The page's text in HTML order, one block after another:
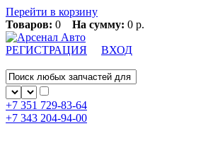
Перейти в корзину
Товаров: 0 На сумму: 0 р.
РЕГИСТРАЦИЯ ВХОД
+7 351 729-83-64
+7 343 204-94-00